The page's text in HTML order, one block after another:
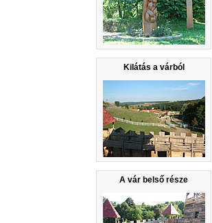
Kilátás a várból
A vár belső része